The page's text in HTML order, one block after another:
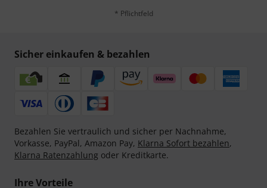
* Pflichtfeld
Sicher einkaufen & bezahlen
Bezahlen Sie vertraulich und sicher per Nachnahme,
Vorkasse, PayPal, Amazon Pay, Klarna Sofort bezahlen,
Klarna Ratenzahlung oder Kreditkarte.
Ihre Vorteile